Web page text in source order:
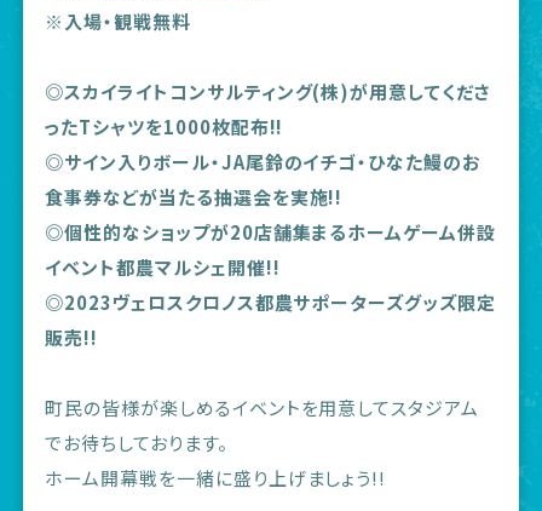
※入場・観戦無料
◎スカイライトコンサルティング(株)が用意してくださ
ったTシャツを1000枚配布!!
◎サイン入りボール・JA尾鈴のイチゴ・ひなた鰻のお
食事券などが当たる抽選会を実施!!
◎個性的なショップが20店舗集まるホームゲーム併設
イベント都農マルシェ開催!!
◎2023ヴェロスクロノス都農サポーターズグッズ限定
販売!!
町民の皆様が楽しめるイベントを用意してスタジアム
でお待ちしております。
ホーム開幕戦を一緒に盛り上げましょう!!